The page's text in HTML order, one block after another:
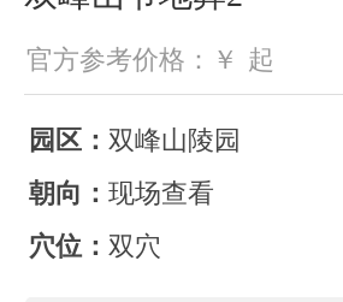
官方参考价格：￥ 起
园区： 双峰山陵园
朝向： 现场查看
穴位： 双穴